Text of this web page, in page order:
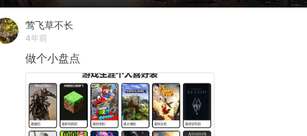
莺飞草不长
4年前
做个小盘点